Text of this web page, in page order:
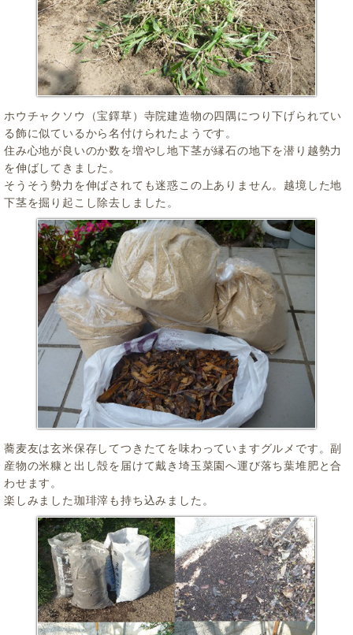
ホウチャクソウ（宝鐸草）寺院建造物の四隅につり下げられてい
る飾に似ているから名付けられたようです。
住み心地が良いのか数を増やし地下茎が縁石の地下を潜り越勢力
を伸ばしてきました。
そうそう勢力を伸ばされても迷惑この上ありません。越境した地
下茎を掘り起こし除去しました。
蕎麦友は玄米保存してつきたてを味わっていますグルメです。副
産物の米糠と出し殻を届けて戴き埼玉菜園へ運び落ち葉堆肥と合
わせます。
楽しみました珈琲滓も持ち込みました。